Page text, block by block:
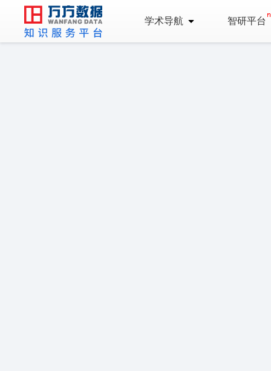
学术导航 智研平台